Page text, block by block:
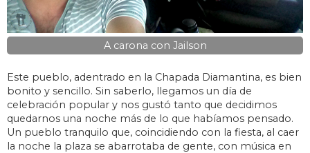
A carona con Jailson
Este pueblo, adentrado en la Chapada Diamantina, es bien
bonito y sencillo. Sin saberlo, llegamos un día de
celebración popular y nos gustó tanto que decidimos
quedarnos una noche más de lo que habíamos pensado.
Un pueblo tranquilo que, coincidiendo con la fiesta, al caer
la noche la plaza se abarrotaba de gente, con música en